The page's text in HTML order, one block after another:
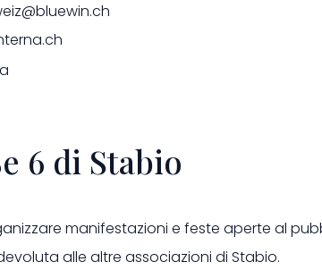
6 di Stabio
manifestazioni e feste aperte al
alle altre associazioni di Stabio.